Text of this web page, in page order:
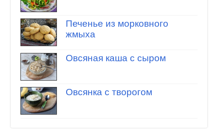
Печенье из морковного
жмыха
Овсяная каша с сыром
Овсянка с творогом